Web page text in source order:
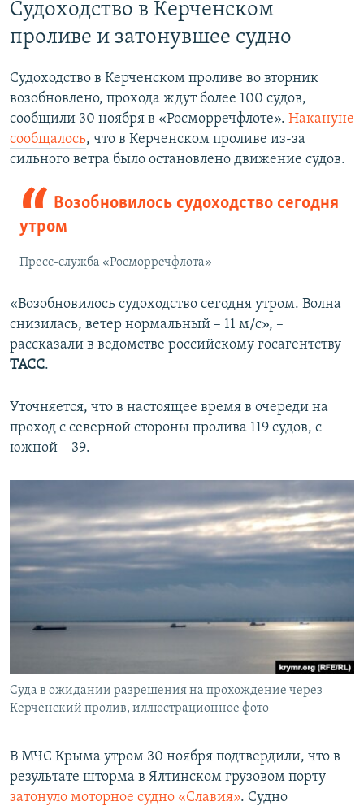
Судоходство в Керченском
проливе и затонувшее судно
Судоходство в Керченском проливе во вторник
возобновлено, прохода ждут более 100 судов,
сообщили 30 ноября в «Росморречфлоте». Накануне
сообщалось, что в Керченском проливе из-за
сильного ветра было остановлено движение судов.
Возобновилось судоходство сегодня
утром
Пресс-служба «Росморречфлота»
«Возобновилось судоходство сегодня утром. Волна
снизилась, ветер нормальный – 11 м/с», –
рассказали в ведомстве российскому госагентству
ТАСС.
Уточняется, что в настоящее время в очереди на
проход с северной стороны пролива 119 судов, с
южной – 39.
Суда в ожидании разрешения на прохождение через
Керченский пролив, иллюстрационное фото
В МЧС Крыма утром 30 ноября подтвердили, что в
результате шторма в Ялтинском грузовом порту
затонуло моторное судно «Славия». Судно